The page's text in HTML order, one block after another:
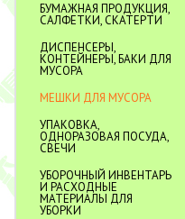
БУМАЖНАЯ ПРОДУКЦИЯ,
САЛФЕТКИ, СКАТЕРТИ
ДИСПЕНСЕРЫ,
КОНТЕЙНЕРЫ, БАКИ ДЛЯ
МУСОРА
МЕШКИ ДЛЯ МУСОРА
УПАКОВКА,
ОДНОРАЗОВАЯ ПОСУДА,
СВЕЧИ
УБОРОЧНЫЙ ИНВЕНТАРЬ
И РАСХОДНЫЕ
МАТЕРИАЛЫ ДЛЯ
УБОРКИ